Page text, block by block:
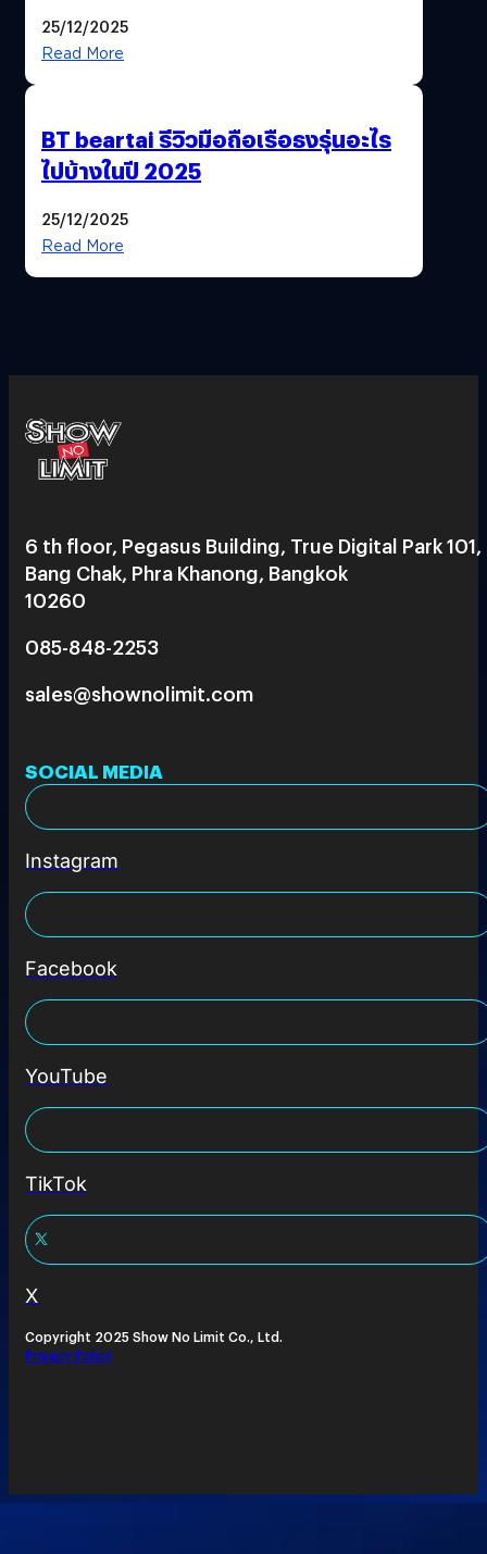
25/12/2025
Read More
BT beartai รีวิวมือถือเรือธงรุ่นอะไร
ไปบ้างในปี 2025
25/12/2025
Read More
6 th floor, Pegasus Building, True Digital Park 101,
Bang Chak, Phra Khanong, Bangkok
10260
085-848-2253
sales@shownolimit.com
SOCIAL MEDIA
Instagram
Facebook
YouTube
TikTok
X
Copyright 2025 Show No Limit Co., Ltd.
Privacy Policy